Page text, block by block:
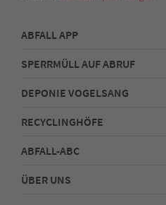
ABFALL APP
SPERRMÜLL AUF ABRUF
DEPONIE VOGELSANG
RECYCLINGHÖFE
ABFALL-ABC
ÜBER UNS